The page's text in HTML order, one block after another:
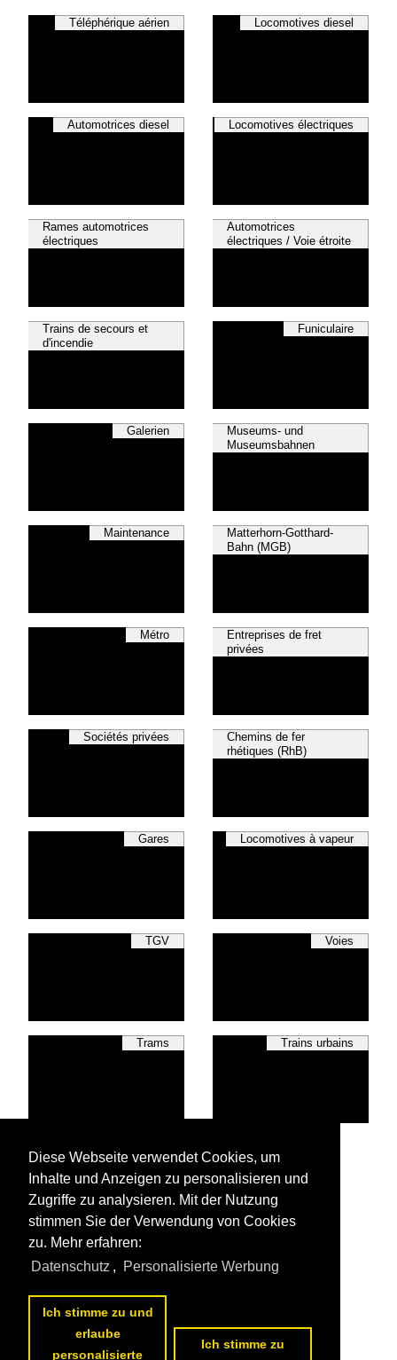
Téléphérique aérien Locomotives diesel
Automotrices diesel Locomotives électriques
Rames automotrices
électriques
Automotrices
électriques / Voie étroite
Trains de secours et
d'incendie
Funiculaire
Galerien
Museums- und
Museumsbahnen
Maintenance
Matterhorn-Gotthard-
Bahn (MGB)
Métro
Entreprises de fret
privées
Sociétés privées
Chemins de fer
rhétiques (RhB)
Gares Locomotives à vapeur
TGV Voies
Trams Trains urbains
Toutes les photos deSuisse
Les premières photos deSuisse
Diese Webseite verwendet Cookies, um
Inhalte und Anzeigen zu personalisieren und
Zugriffe zu analysieren. Mit der Nutzung
stimmen Sie der Verwendung von Cookies
zu. Mehr erfahren:
Datenschutz , Personalisierte Werbung
Ich stimme zu und
erlaube
personalisierte
Ich stimme zu